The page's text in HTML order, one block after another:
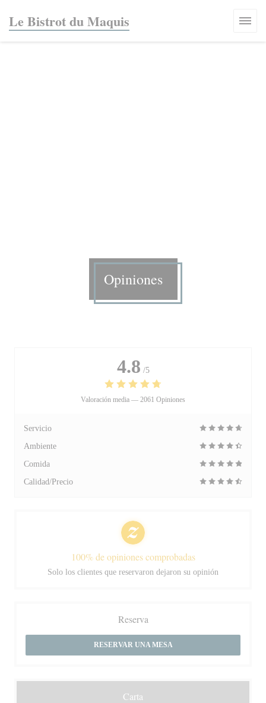
Le Bistrot du Maquis
Opiniones
4.8 /5
Valoración media — 2061 Opiniones
Servicio
Ambiente
Comida
Calidad/Precio
100% de opiniones comprobadas
Solo los clientes que reservaron dejaron su opinión
Reserva
RESERVAR UNA MESA
Carta